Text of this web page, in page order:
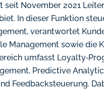
seit November 2021
In dieser Funktion
verantwortet
Management sowie die
umfasst
Predictive
Feedbacksteuerung.